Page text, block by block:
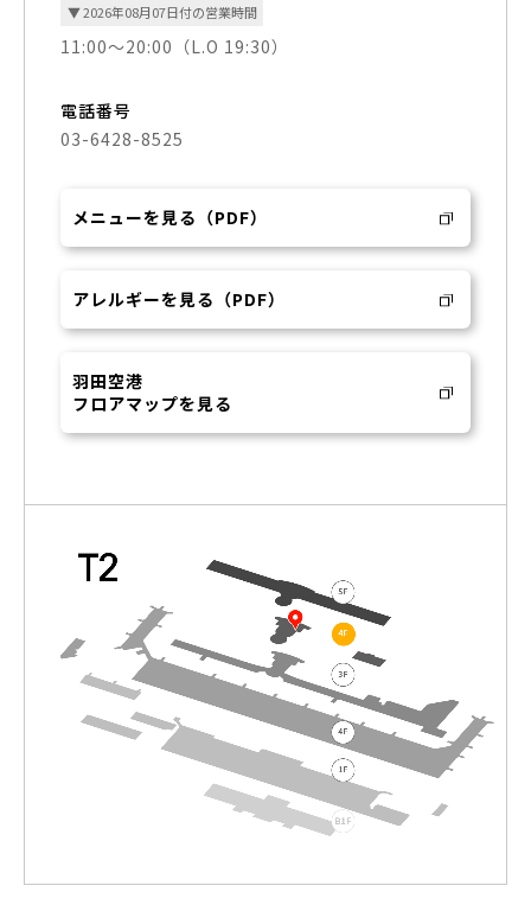
▼ 2026年08月07日付の営業時間
11:00～20:00（L.O 19:30）
電話番号
03-6428-8525
メニューを見る（PDF）
アレルギーを見る（PDF）
羽田空港
フロアマップを見る